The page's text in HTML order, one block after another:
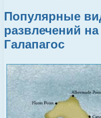
Популярные
развлечений
Галапагос